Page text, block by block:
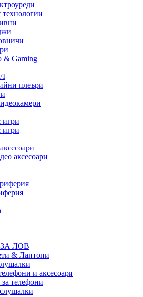
& Gaming
плеъри
игри
игри
аксесоари
ЛОВ
& Лаптопи
и аксесоари
телефони